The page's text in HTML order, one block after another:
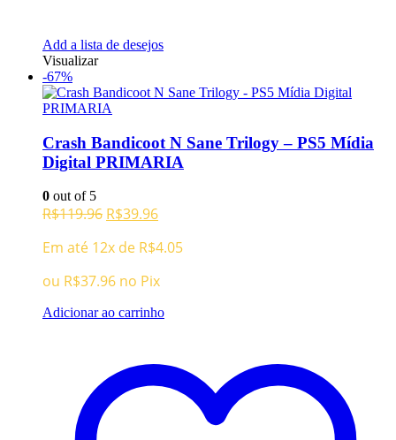
Add a lista de desejos
Visualizar
-67%
Crash Bandicoot N Sane Trilogy – PS5 Mídia
Digital PRIMARIA
0 out of 5
R$119.96 O
original
era:
R$119.96.
R$39.96O
atual
R$39.96.
Em até 12x de R$4.05
ou R$37.96 no Pix
Adicionar ao carrinho